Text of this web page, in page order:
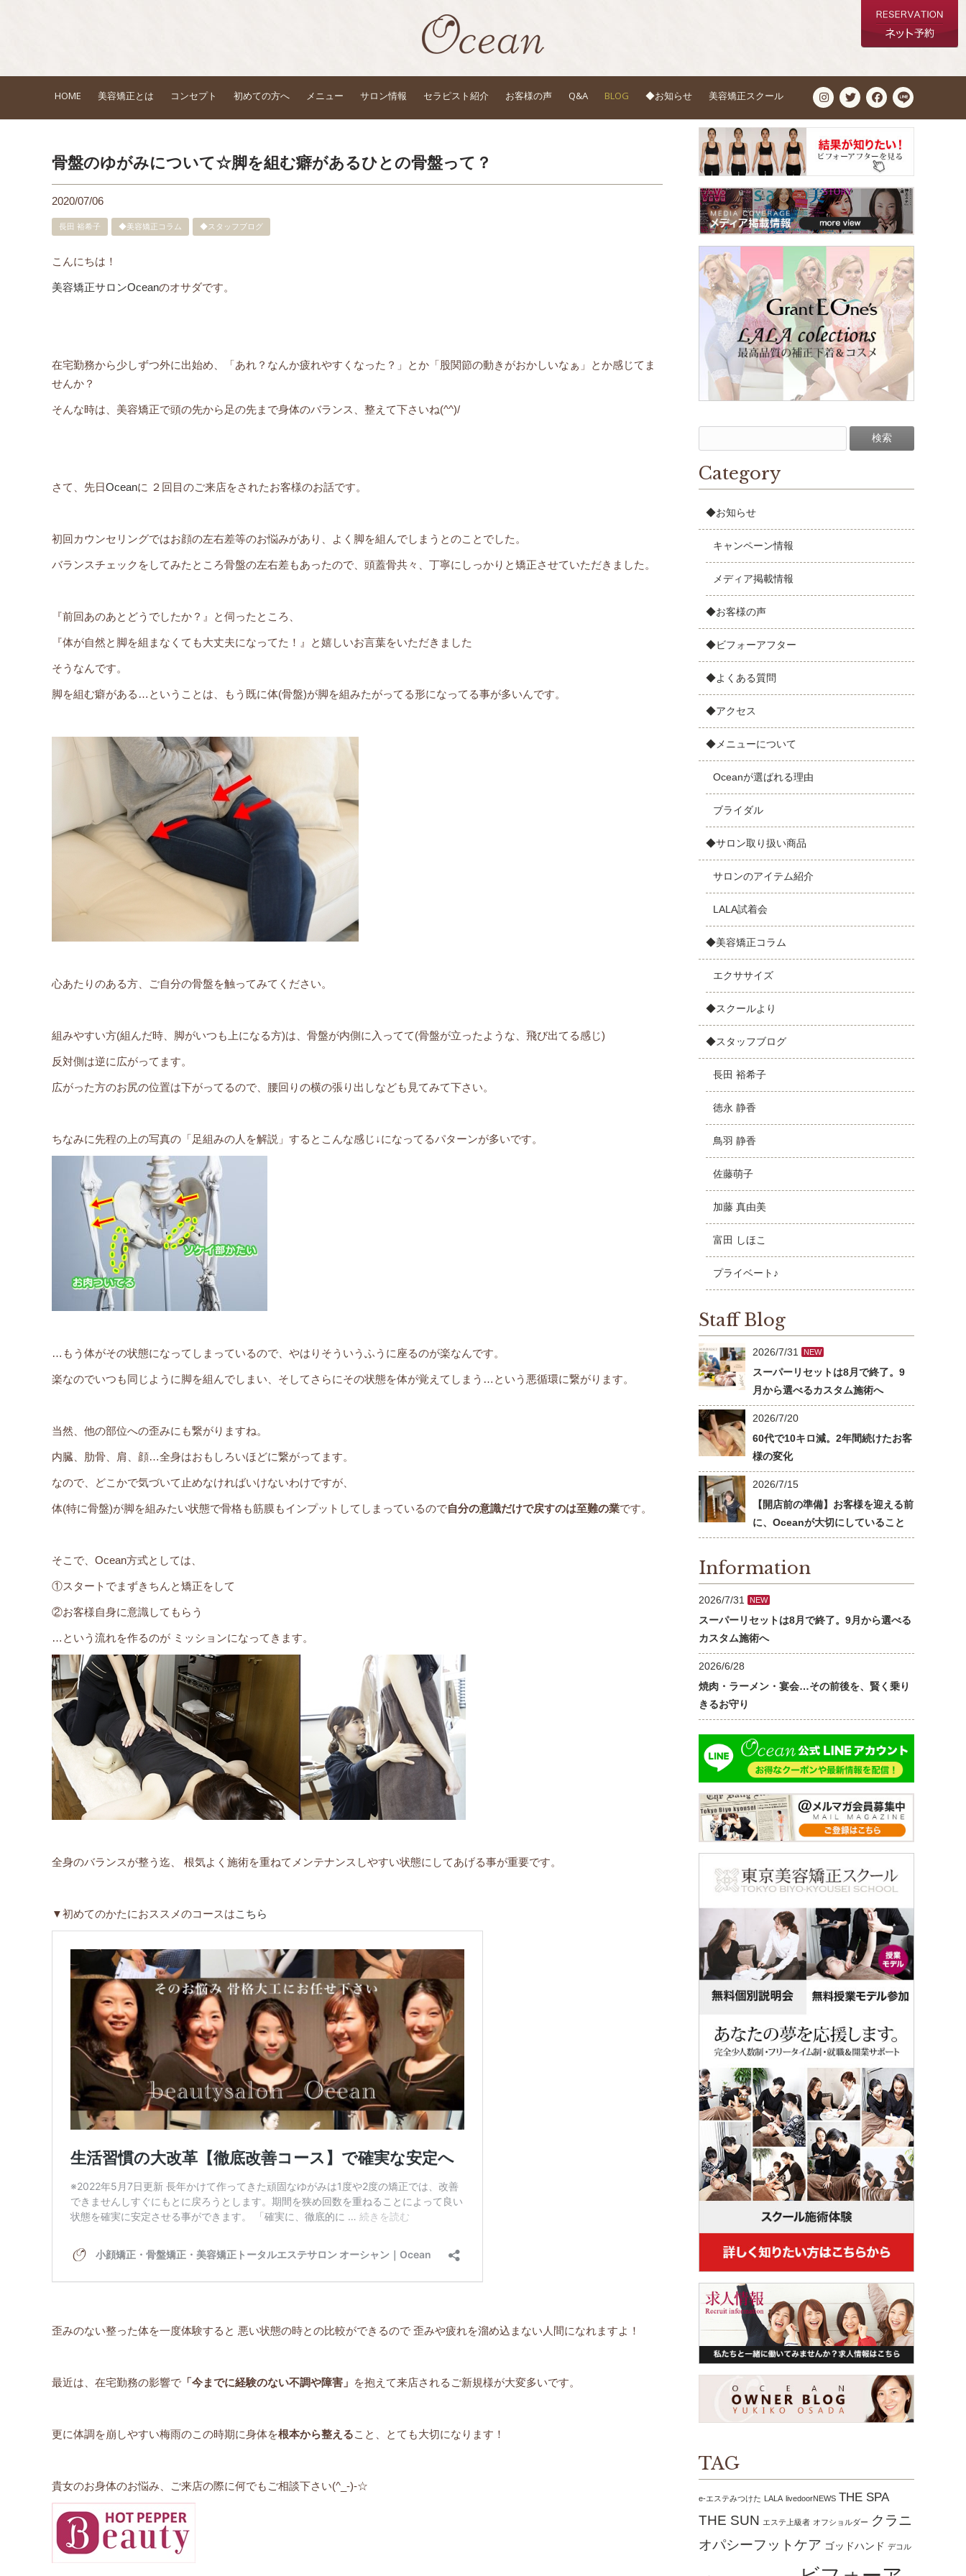
HOME 美容矯正とは コンセプト 初めての方へ メニュー サロン情報 セラピスト紹介 お客様の声 Q&A BLOG ◆お知らせ 美容矯正スクール
骨盤のゆがみについて☆脚を組む癖があるひとの骨盤って？
2020/07/06
長田 裕希子 ◆美容矯正コラム ◆スタッフブログ
こんにちは！
美容矯正サロンOceanのオサダです。
在宅勤務から少しずつ外に出始め、「あれ？なんか疲れやすくなった？」とか「股関節の動きがおかしいなぁ」とか感じてま
せんか？
そんな時は、美容矯正で頭の先から足の先まで身体のバランス、整えて下さいね(^^)/
さて、先日Oceanに ２回目のご来店をされたお客様のお話です。
初回カウンセリングではお顔の左右差等のお悩みがあり、よく脚を組んでしまうとのことでした。
バランスチェックをしてみたところ骨盤の左右差もあったので、頭蓋骨共々、丁寧にしっかりと矯正させていただきました。
『前回あのあとどうでしたか？』と伺ったところ、
『体が自然と脚を組まなくても大丈夫になってた！』と嬉しいお言葉をいただきました
そうなんです。
脚を組む癖がある…ということは、もう既に体(骨盤)が脚を組みたがってる形になってる事が多いんです。
心あたりのある方、ご自分の骨盤を触ってみてください。
組みやすい方(組んだ時、脚がいつも上になる方)は、骨盤が内側に入ってて(骨盤が立ったような、飛び出てる感じ)
反対側は逆に広がってます。
広がった方のお尻の位置は下がってるので、腰回りの横の張り出しなども見てみて下さい。
ちなみに先程の上の写真の「足組みの人を解説」するとこんな感じ↓になってるパターンが多いです。
…もう体がその状態になってしまっているので、やはりそういうふうに座るのが楽なんです。
楽なのでいつも同じように脚を組んでしまい、そしてさらにその状態を体が覚えてしまう…という悪循環に繋がります。
当然、他の部位への歪みにも繋がりますね。
内臓、肋骨、肩、顔…全身はおもしろいほどに繋がってます。
なので、どこかで気づいて止めなければいけないわけですが、
体(特に骨盤)が脚を組みたい状態で骨格も筋膜もインプットしてしまっているので自分の意識だけで戻すのは至難の業です。
そこで、Ocean方式としては、
①スタートでまずきちんと矯正をして
②お客様自身に意識してもらう
…という流れを作るのが ミッションになってきます。
全身のバランスが整う迄、 根気よく施術を重ねてメンテナンスしやすい状態にしてあげる事が重要です。
▼初めてのかたにおススメのコースはこちら
歪みのない整った体を一度体験すると 悪い状態の時との比較ができるので 歪みや疲れを溜め込まない人間になれますよ！
最近は、在宅勤務の影響で 「今までに経験のない不調や障害」 を抱えて来店されるご新規様が大変多いです。
更に体調を崩しやすい梅雨のこの時期に身体を根本から整えること、とても大切になります！
貴女のお身体のお悩み、ご来店の際に何でもご相談下さい(^_-)-☆
Category
◆お知らせ
キャンペーン情報
メディア掲載情報
◆お客様の声
◆ビフォーアフター
◆よくある質問
◆アクセス
◆メニューについて
Oceanが選ばれる理由
ブライダル
◆サロン取り扱い商品
サロンのアイテム紹介
LALA試着会
◆美容矯正コラム
エクササイズ
◆スクールより
◆スタッフブログ
長田 裕希子
徳永 静香
鳥羽 静香
佐藤萌子
加藤 真由美
富田 しほこ
プライベート♪
Staff Blog
2026/7/31 NEW
スーパーリセットは8月で終了。9
月から選べるカスタム施術へ
2026/7/20
60代で10キロ減。2年間続けたお客
様の変化
2026/7/15
【開店前の準備】お客様を迎える前
に、Oceanが大切にしていること
Information
2026/7/31 NEW
スーパーリセットは8月で終了。9月から選べる
カスタム施術へ
2026/6/28
焼肉・ラーメン・宴会…その前後を、賢く乗り
きるお守り
TAG
e-エステみつけた LALA livedoorNEWS THE SPA
THE SUN エステ上級者 オフショルダー クラニ
オパシーフットケア ゴッドハンド デコル